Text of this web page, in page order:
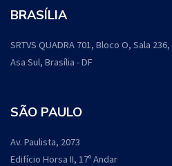
BRASÍLIA
SRTVS QUADRA 701, Bloco O, Sala
Asa Sul, Brasília - DF
SÃO PAULO
Av. Paulista, 2073
Edifício Horsa II, 17º Andar